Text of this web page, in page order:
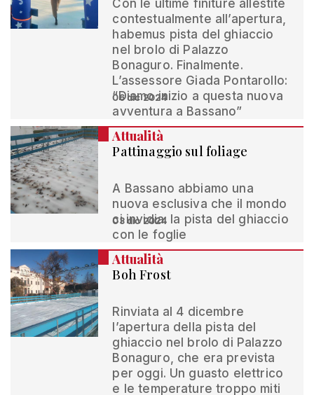
Con le ultime finiture allestite
contestualmente all’apertura,
habemus pista del ghiaccio
nel brolo di Palazzo
Bonaguro. Finalmente.
L’assessore Giada Pontarollo:
“Diamo inizio a questa nuova
avventura a Bassano”
06 dic 2024
Attualità
Pattinaggio sul foliage
A Bassano abbiamo una
nuova esclusiva che il mondo
ci invidia: la pista del ghiaccio
con le foglie
03 dic 2024
Attualità
Boh Frost
Rinviata al 4 dicembre
l’apertura della pista del
ghiaccio nel brolo di Palazzo
Bonaguro, che era prevista
per oggi. Un guasto elettrico
e le temperature troppo miti